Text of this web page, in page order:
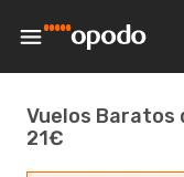
Vuelos Baratos
21€